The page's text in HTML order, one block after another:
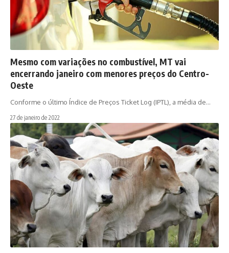
Mesmo com variações no combustível, MT vai
encerrando janeiro com menores preços do Centro-
Oeste
Conforme o último Índice de Preços Ticket Log (IPTL), a média de…
27 de janeiro de 2022